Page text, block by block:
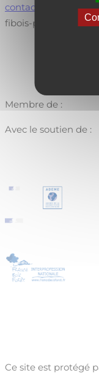
contact@fibois-
fibois-paysdelaloire.fr
Membre de :
Avec le soutien de :
Ce site est protégé